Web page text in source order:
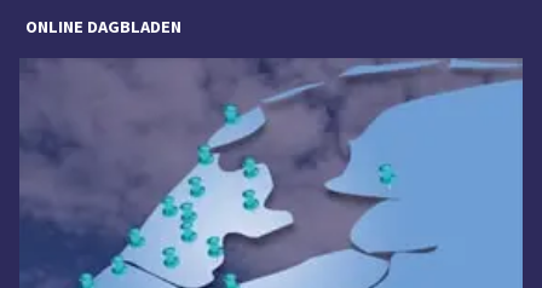
ONLINE DAGBLADEN